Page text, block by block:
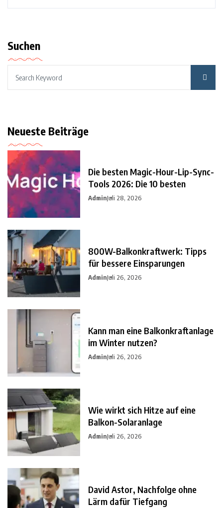
Suchen
Neueste Beiträge
Die besten Magic-Hour-Lip-Sync-
Tools 2026: Die 10 besten
AdminJuli 28, 2026
800W-Balkonkraftwerk: Tipps
für bessere Einsparungen
AdminJuli 26, 2026
Kann man eine Balkonkraftanlage
im Winter nutzen?
AdminJuli 26, 2026
Wie wirkt sich Hitze auf eine
Balkon-Solaranlage
AdminJuli 26, 2026
David Astor, Nachfolge ohne
Lärm dafür Tiefgang